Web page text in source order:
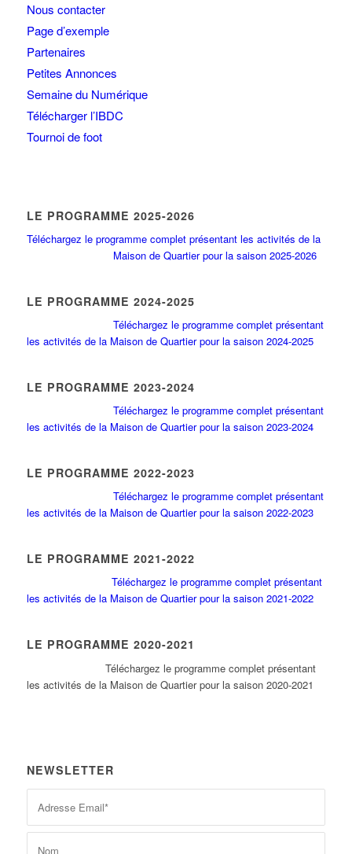
Nous contacter
Page d’exemple
Partenaires
Petites Annonces
Semaine du Numérique
Télécharger l’IBDC
Tournoi de foot
LE PROGRAMME 2025-2026
Téléchargez le programme complet présentant les activités de la
Maison de Quartier pour la saison 2025-2026
LE PROGRAMME 2024-2025
Téléchargez le programme complet présentant
les activités de la Maison de Quartier pour la saison 2024-2025
LE PROGRAMME 2023-2024
Téléchargez le programme complet présentant
les activités de la Maison de Quartier pour la saison 2023-2024
LE PROGRAMME 2022-2023
Téléchargez le programme complet présentant
les activités de la Maison de Quartier pour la saison 2022-2023
LE PROGRAMME 2021-2022
Téléchargez le programme complet présentant
les activités de la Maison de Quartier pour la saison 2021-2022
LE PROGRAMME 2020-2021
Téléchargez le programme complet présentant
les activités de la Maison de Quartier pour la saison 2020-2021
NEWSLETTER